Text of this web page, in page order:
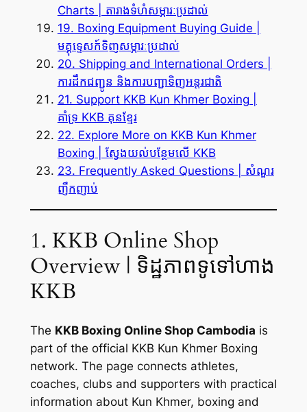
Charts | តារាងទំហំសម្ភារៈប្រដាល់
19. Boxing Equipment Buying Guide |
មគ្គុទ្ទេសក៍ទិញសម្ភារៈប្រដាល់
20. Shipping and International Orders |
ការដឹកជញ្ជូន និងការបញ្ជាទិញអន្តរជាតិ
21. Support KKB Kun Khmer Boxing |
គាំទ្រ KKB គុនខ្មែរ
22. Explore More on KKB Kun Khmer
Boxing | ស្វែងយល់បន្ថែមលើ KKB
23. Frequently Asked Questions | សំណួរ
ញឹកញាប់
1. KKB Online Shop
Overview | ទិដ្ឋភាពទូទៅហាង
KKB
The KKB Boxing Online Shop Cambodia is
part of the official KKB Kun Khmer Boxing
network. The page connects athletes,
coaches, clubs and supporters with practical
information about Kun Khmer, boxing and